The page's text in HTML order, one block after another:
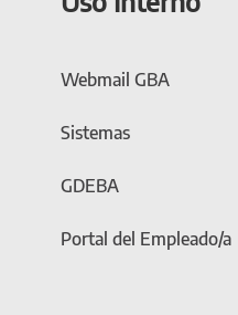
Webmail GBA
Sistemas
GDEBA
Portal del Empleado/a